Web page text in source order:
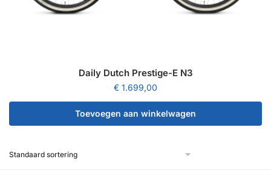
Daily Dutch Prestige-E N3
€ 1.699,00
Toevoegen aan winkelwagen